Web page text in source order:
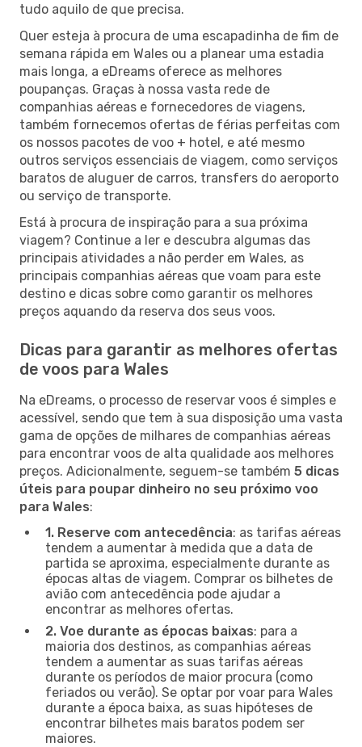
tudo aquilo de que precisa.
Quer esteja à procura de uma escapadinha de fim de
semana rápida em Wales ou a planear uma estadia
mais longa, a eDreams oferece as melhores
poupanças. Graças à nossa vasta rede de
companhias aéreas e fornecedores de viagens,
também fornecemos ofertas de férias perfeitas com
os nossos pacotes de voo + hotel, e até mesmo
outros serviços essenciais de viagem, como serviços
baratos de aluguer de carros, transfers do aeroporto
ou serviço de transporte.
Está à procura de inspiração para a sua próxima
viagem? Continue a ler e descubra algumas das
principais atividades a não perder em Wales, as
principais companhias aéreas que voam para este
destino e dicas sobre como garantir os melhores
preços aquando da reserva dos seus voos.
Dicas para garantir as melhores ofertas
de voos para Wales
Na eDreams, o processo de reservar voos é simples e
acessível, sendo que tem à sua disposição uma vasta
gama de opções de milhares de companhias aéreas
para encontrar voos de alta qualidade aos melhores
preços. Adicionalmente, seguem-se também 5 dicas
úteis para poupar dinheiro no seu próximo voo
para Wales:
1. Reserve com antecedência: as tarifas aéreas
tendem a aumentar à medida que a data de
partida se aproxima, especialmente durante as
épocas altas de viagem. Comprar os bilhetes de
avião com antecedência pode ajudar a
encontrar as melhores ofertas.
2. Voe durante as épocas baixas: para a
maioria dos destinos, as companhias aéreas
tendem a aumentar as suas tarifas aéreas
durante os períodos de maior procura (como
feriados ou verão). Se optar por voar para Wales
durante a época baixa, as suas hipóteses de
encontrar bilhetes mais baratos podem ser
maiores.